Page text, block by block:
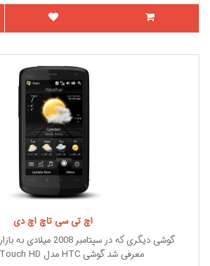
اچ تی سی تاچ اچ دی
گوشی دیگری که در سپتامبر
معرفی شد گوشی HTC مدل Touch HD است که..